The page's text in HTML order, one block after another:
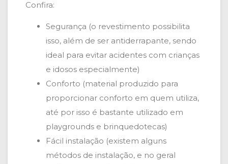
Confira:
Segurança (o revestimento possibilita
isso, além de ser antiderrapante, sendo
ideal para evitar acidentes com crianças
e idosos especialmente)
Conforto (material produzido para
proporcionar conforto em quem utiliza,
até por isso é bastante utilizado em
playgrounds e brinquedotecas)
Fácil instalação (existem alguns
métodos de instalação, e no geral